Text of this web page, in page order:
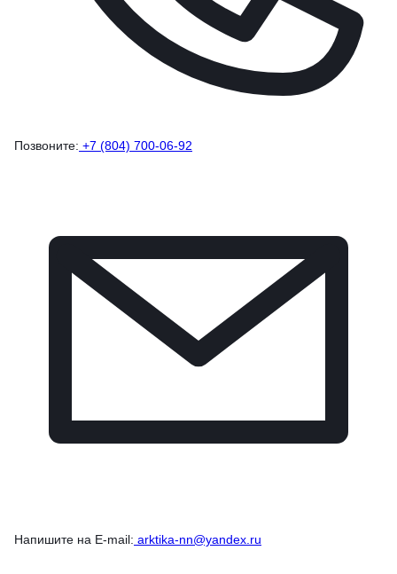
Позвоните: +7 (804) 700-06-92
Напишите на E-mail: arktika-nn@yandex.ru